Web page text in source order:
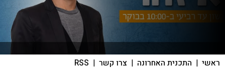
ראשי | התכנית האחרונה | צרו קשר |
RSS